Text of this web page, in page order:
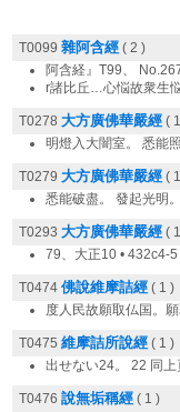
T0099 雜阿含經 ( 2 )
阿含経』T99、
r諸比丘…心悩故衆生
T0278 大方廣佛華嚴經 (
明燈入大闇室。 悉能
T0279 大方廣佛華嚴經 (
悉能破盡。 發起光明
T0293 大方廣佛華嚴經 (
79、大正10 • 432c4-
T0474 佛說維摩詰經 ( 1 )
度人民故願取仏国。
T0475 維摩詰所說經 ( 1 )
出せない24。 22 同
T0476 說無垢稱經 ( 1 )